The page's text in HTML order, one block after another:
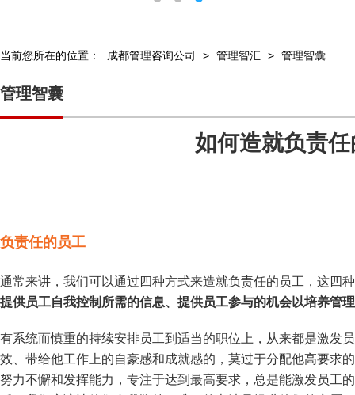
当前您所在的位置： 成都管理咨询公司 > 管理智汇 > 管理智囊
管理智囊
如何造就负责
负责任的员工
通常来讲，我们可以通过四种方式来造就负责任的员工，这四
提供员工自我控制所需的信息、提供员工参与的机会以培养管
有系统而慎重的持续安排员工到适当的职位上，从来都是激发
效、带给他工作上的自豪感和成就感的，莫过于分配他高要求
努力不懈和发挥能力，专注于达到最高要求，总是能激发员工